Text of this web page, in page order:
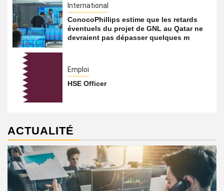
International
ConocoPhillips estime que les retards
éventuels du projet de GNL au Qatar ne
devraient pas dépasser quelques m
Emploi
HSE Officer
ACTUALITÉ